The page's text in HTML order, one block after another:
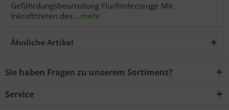
Gefährdungsbeurteilung Flurförderzeuge Mit
Inkrafttreten des... mehr
Ähnliche Artikel
Sie haben Fragen zu unserem Sortiment?
Service